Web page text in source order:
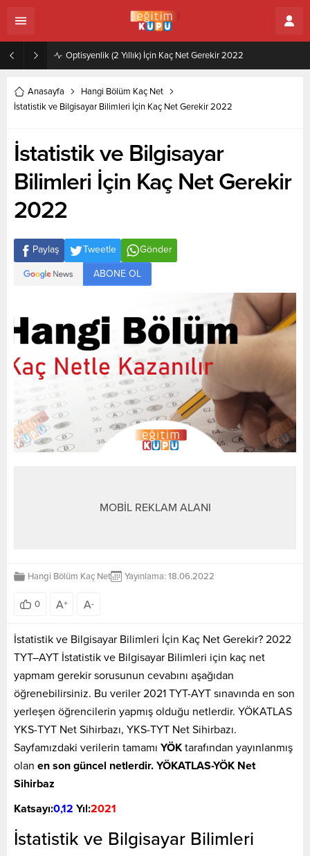
Anasayfa
Hangi Bölüm Kaç Net
İstatistik ve Bilgisayar Bilimleri İçin Kaç Net Gerekir 2022
İstatistik ve Bilgisayar
Bilimleri İçin Kaç Net Gerekir
2022
Paylaş Tweetle Gönder
ABONE OL
MOBİL REKLAM ALANI
Hangi Bölüm Kaç Net Yayınlama: 18.06.2022
0 A+ A-
İstatistik ve Bilgisayar Bilimleri İçin Kaç Net Gerekir? 2022
TYT–AYT İstatistik ve Bilgisayar Bilimleri için kaç net
yapmam gerekir sorusunun cevabını aşağıdan
öğrenebilirsiniz. Bu veriler 2021 TYT-AYT sınavında en son
yerleşen öğrencilerin yapmış olduğu netlerdir. YÖKATLAS
YKS-TYT Net Sihirbazı, YKS-TYT Net Sihirbazı.
Sayfamızdaki verilerin tamamı YÖK tarafından yayınlanmış
olan en son güncel netlerdir. YÖKATLAS-YÖK Net
Sihirbaz
Katsayı:0,12 Yıl:2021
İstatistik ve Bilgisayar Bilimleri